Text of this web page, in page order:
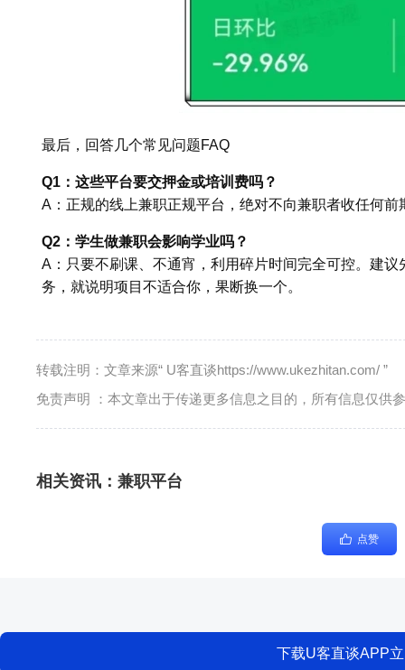
最后，回答几个常见问题FAQ
Q1：这些平台要交押金或培训费吗？
A：正规的线上兼职正规平台，绝对不向兼职者收任何前
Q2：学生做兼职会影响学业吗？
A：只要不刷课、不通宵，利用碎片时间完全可控。建
务，就说明项目不适合你，果断换一个。
转载注明：文章来源“ U客直谈https://www.ukezhitan.com/ ”
免责声明 ：本文章出于传递更多信息之目的，所有信息仅供
相关资讯： 兼职平台
点赞
下载U客直谈APP